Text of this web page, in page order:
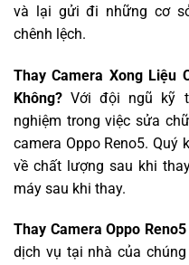
và lại gửi đi những cơ
chênh lệch.
Thay Camera Xong Liệu
Không? Với đội ngũ kỹ
nghiệm trong việc sửa
camera Oppo Reno5. Quý
về chất lượng sau khi
máy sau khi thay.
Thay Camera Oppo
dịch vụ tại nhà của